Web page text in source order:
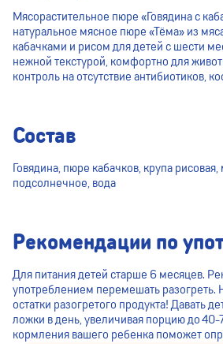
Мясорастительное пюре «Говядина с
натуральное мясное пюре «Тёма» из
кабачками и рисом для детей с шести
нежной текстурой, комфортно для
контроль на отсутствие антибиотиков,
Состав
Говядина, пюре кабачков, крупа
подсолнечное, вода
Рекомендации по
Для питания детей старше 6 месяцев.
употреблением перемешать разогреть.
остатки разогретого продукта! Давать
ложки в день, увеличивая порцию до 40-
кормления вашего ребенка поможет